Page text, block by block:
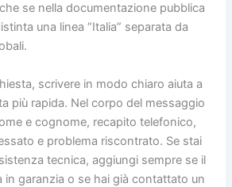
se nella documentazione pubblica
una linea “Italia” separata da
scrivere in modo chiaro aiuta a
più rapida. Nel corpo del messaggio
e cognome, recapito telefonico,
e problema riscontrato. Se stai
tecnica, aggiungi sempre se il
in garanzia o se hai già contattato un